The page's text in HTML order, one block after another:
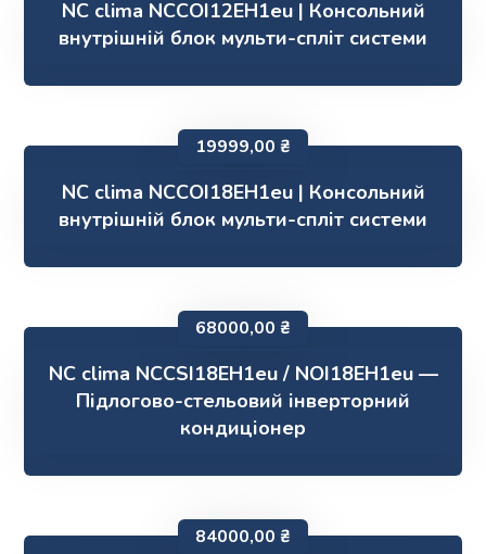
NC clima NCCOI12EH1eu | Консольний
внутрішній блок мульти-спліт системи
NC clima NCCOI18EH1eu | Консольний
внутрішній блок мульти-спліт системи
19999,00 ₴
NC clima NCCSI18EH1eu / NOI18EH1eu —
Підлогово-стельовий інверторний
кондиціонер
68000,00 ₴
84000,00 ₴